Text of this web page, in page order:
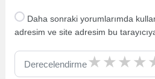
Daha sonraki yorumlarımda
adresim ve site adresim bu
Derecelendirme